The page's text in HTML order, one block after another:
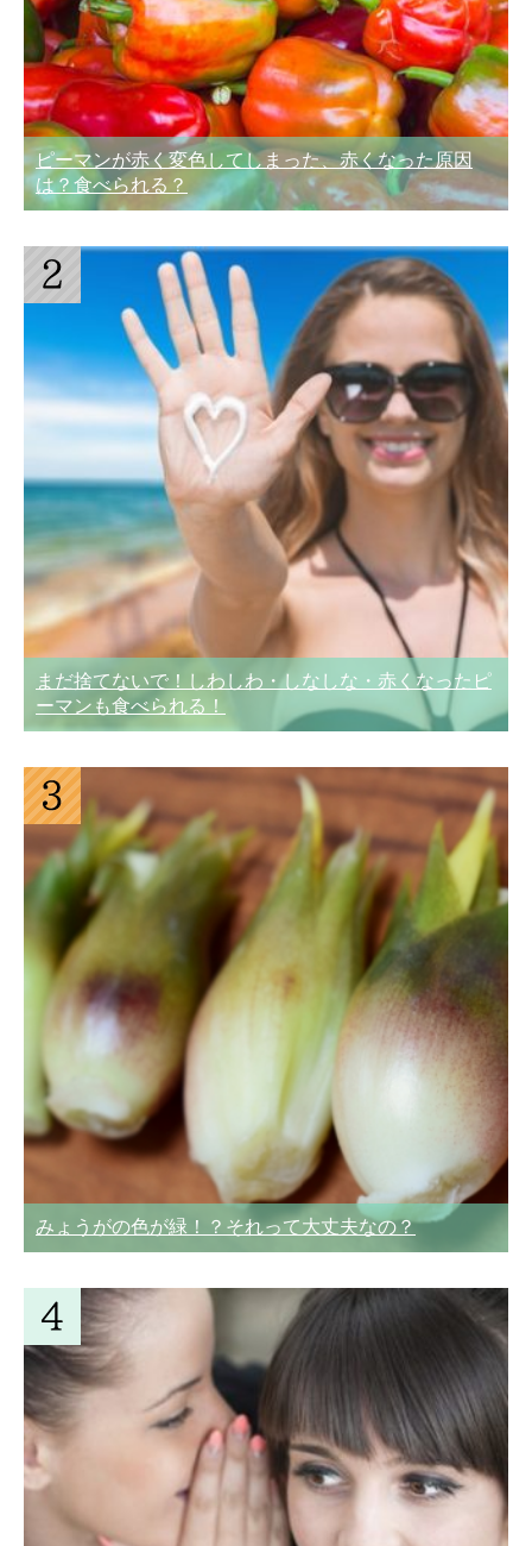
ピーマンが赤く変色してしまった、赤くなった原因
は？食べられる？
まだ捨てないで！しわしわ・しなしな・赤くなったピ
ーマンも食べられる！
みょうがの色が緑！？それって大丈夫なの？